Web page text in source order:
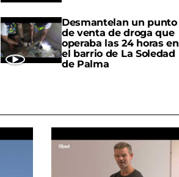
Desmantelan un punto
de venta de droga que
operaba las 24 horas en
el barrio de La Soledad
de Palma